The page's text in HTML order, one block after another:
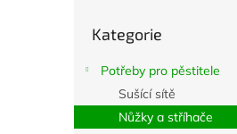
n
kategorie
Kategorie
Potřeby pro pěstitele
Sušící sítě
Nůžky a stříhače